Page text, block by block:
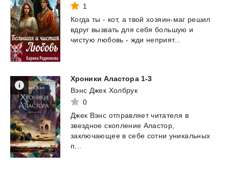
1
Когда ты - кот, а твой хозяин-маг решил
вдруг вызвать для себя большую и
чистую любовь - жди неприят...
Хроники Аластора 1-3
Вэнс Джек Холбрук
0
Джек Вэнс отправляет читателя в
звездное скопление Аластор,
заключающее в себе сотни уникальных
п...